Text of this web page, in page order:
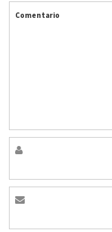
Comentario